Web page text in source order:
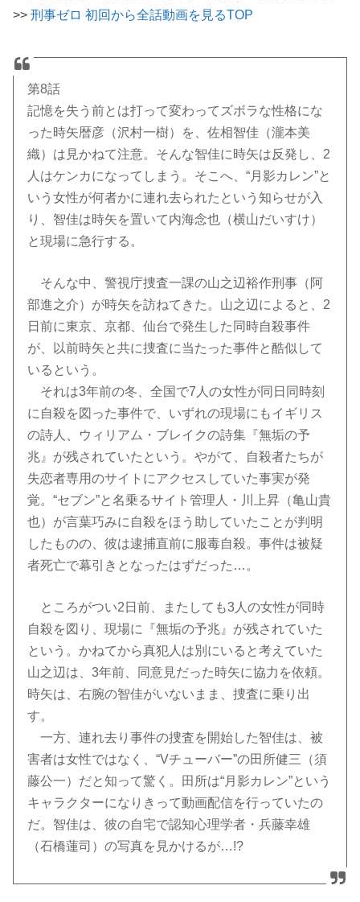
>>刑事ゼロ 初回から全話動画を見るTOP
第8話
記憶を失う前とは打って変わってズボラな性格にな
った時矢暦彦（沢村一樹）を、佐相智佳（瀧本美
織）は見かねて注意。そんな智佳に時矢は反発し、2
人はケンカになってしまう。そこへ、“月影カレン”と
いう女性が何者かに連れ去られたという知らせが入
り、智佳は時矢を置いて内海念也（横山だいすけ）
と現場に急行する。
そんな中、警視庁捜査一課の山之辺裕作刑事（阿
部進之介）が時矢を訪ねてきた。山之辺によると、2
日前に東京、京都、仙台で発生した同時自殺事件
が、以前時矢と共に捜査に当たった事件と酷似して
いるという。
それは3年前の冬、全国で7人の女性が同日同時刻
に自殺を図った事件で、いずれの現場にもイギリス
の詩人、ウィリアム・ブレイクの詩集『無垢の予
兆』が残されていたという。やがて、自殺者たちが
失恋者専用のサイトにアクセスしていた事実が発
覚。“セブン”と名乗るサイト管理人・川上昇（亀山貴
也）が言葉巧みに自殺をほう助していたことが判明
したものの、彼は逮捕直前に服毒自殺。事件は被疑
者死亡で幕引きとなったはずだった…。
ところがつい2日前、またしても3人の女性が同時
自殺を図り、現場に『無垢の予兆』が残されていた
という。かねてから真犯人は別にいると考えていた
山之辺は、3年前、同意見だった時矢に協力を依頼。
時矢は、右腕の智佳がいないまま、捜査に乗り出
す。
一方、連れ去り事件の捜査を開始した智佳は、被
害者は女性ではなく、“Vチューバー”の田所健三（須
藤公一）だと知って驚く。田所は“月影カレン”という
キャラクターになりきって動画配信を行っていたの
だ。智佳は、彼の自宅で認知心理学者・兵藤幸雄
（石橋蓮司）の写真を見かけるが…!?